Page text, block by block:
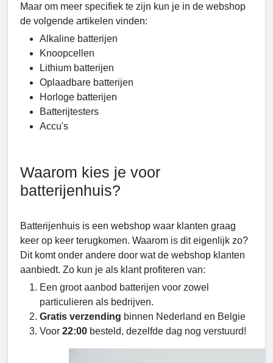
Maar om meer specifiek te zijn kun je in de webshop
de volgende artikelen vinden:
Alkaline batterijen
Knoopcellen
Lithium batterijen
Oplaadbare batterijen
Horloge batterijen
Batterijtesters
Accu's
Waarom kies je voor
batterijenhuis?
Batterijenhuis is een webshop waar klanten graag
keer op keer terugkomen. Waarom is dit eigenlijk zo?
Dit komt onder andere door wat de webshop klanten
aanbiedt. Zo kun je als klant profiteren van:
Een groot aanbod batterijen voor zowel
particulieren als bedrijven.
Gratis verzending binnen Nederland en Belgie
Voor 22:00 besteld, dezelfde dag nog verstuurd!